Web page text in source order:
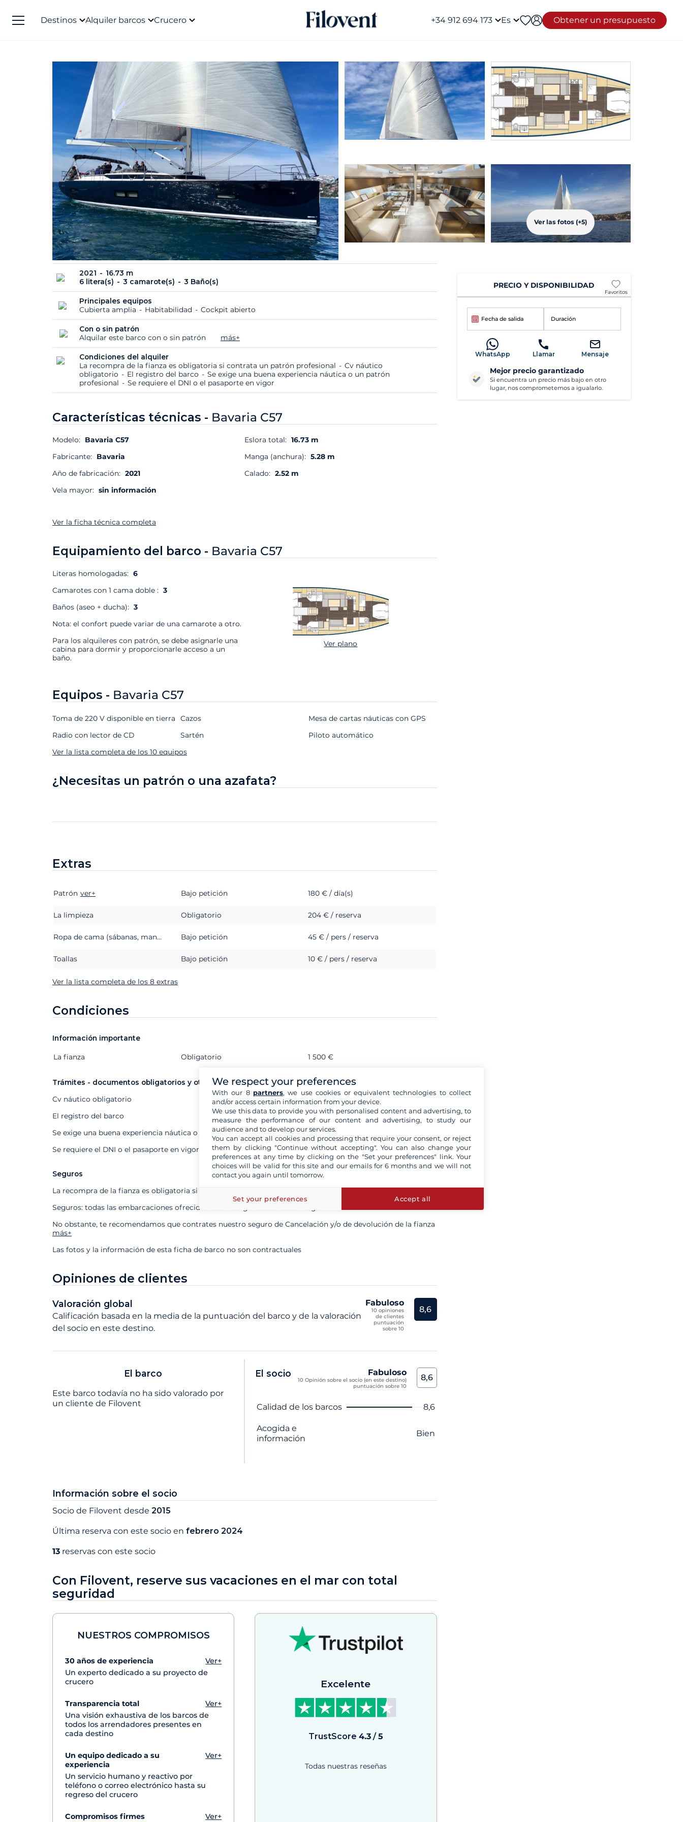
Destinos Alquiler barcos Crucero +34 912 694 173 Es Obtener un presupuesto
Ver las fotos (+5)
2021
16.73 m
6 litera(s)
3 camarote(s) 3 Baño(s)
Principales equipos
Cubierta amplia
Habitabilidad Cockpit abierto
Con o sin patrón
Alquilar este barco con o sin patrón
más+
Condiciones del alquiler
La recompra de la fianza es obligatoria si contrata un patrón profesional
Cv náutico
obligatorio
El registro del barco
Se exige una buena experiencia náutica o un patrón
profesional
Se requiere el DNI o el pasaporte en vigor
Características técnicas - Bavaria C57
Modelo: Bavaria C57
Fabricante: Bavaria
Año de fabricación: 2021
Vela mayor: sin información
Eslora total: 16.73 m
Manga (anchura): 5.28 m
Calado: 2.52 m
Ver la ficha técnica completa
Equipamiento del barco - Bavaria C57
Literas homologadas: 6
Camarotes con 1 cama doble : 3
Baños (aseo + ducha): 3
Nota: el confort puede variar de una camarote a otro.
Para los alquileres con patrón, se debe asignarle una
cabina para dormir y proporcionarle acceso a un
baño.
Ver plano
Equipos - Bavaria C57
Toma de 220 V disponible en tierra
Radio con lector de CD
Cazos
Sartén
Mesa de cartas náuticas con GPS
Piloto automático
Ver la lista completa de los 10 equipos
¿Necesitas un patrón o una azafata?
Extras
Extras Estado
Patrón ver+ Bajo petición 180 € / día(s)
La limpieza Obligatorio 204 € / reserva
Ropa de cama (sábanas, mantas o edredones, almohadas y fundas de almohada) Bajo petición 45 € / pers / reserva
Toallas Bajo petición 10 € / pers / reserva
Ver la lista completa de los 8 extras
Condiciones
Información importante
Extras Estado
La fianza Obligatorio 1 500 €
Trámites - documentos obligatorios y otros
Cv náutico obligatorio
El registro del barco
Se exige una buena experiencia náutica o un patrón profesional
Se requiere el DNI o el pasaporte en vigor
Seguros
La recompra de la fianza es obligatoria si contrata un patrón profesional
Seguros: todas las embarcaciones ofrecidas están aseguradas a todo riesgo
No obstante, te recomendamos que contrates nuestro seguro de Cancelación y/o de devolución de la fianza
más+
Las fotos y la información de esta ficha de barco no son contractuales
Opiniones de clientes
Valoración global
Calificación basada en la media de la puntuación del barco y de la valoración
del socio en este destino.
Fabuloso
10 opiniones
de clientes
puntuación
sobre 10
8,6
El barco
Este barco todavía no ha sido valorado por
un cliente de Filovent
El socio Fabuloso
10 Opinión sobre el socio (en este destino)
puntuación sobre 10
8,6
Nombre del criterio Nota
Calidad de los barcos 8,6
Acogida e
información
Bien
Información sobre el socio
Socio de Filovent desde 2015
Última reserva con este socio en febrero 2024
13 reservas con este socio
Con Filovent, reserve sus vacaciones en el mar con total
seguridad
NUESTROS COMPROMISOS
30 años de experiencia
Ver+
Un experto dedicado a su proyecto de
crucero
Transparencia total
Ver+
Una visión exhaustiva de los barcos de
todos los arrendadores presentes en
cada destino
Un equipo dedicado a su
experiencia
Ver+
Un servicio humano y reactivo por
teléfono o correo electrónico hasta su
regreso del crucero
Compromisos firmes Ver+
Excelente
TrustScore 4.3/5
Todas nuestras reseñas
PRECIO Y DISPONIBILIDAD
Favoritos
Fecha de salida Duración
WhatsApp Llamar Mensaje
Mejor precio garantizado
Si encuentra un precio más bajo en otro
lugar, nos comprometemos a igualarlo.
We respect your preferences
With our 8 partners, we use cookies or equivalent technologies to collect
and/or access certain information from your device.
We use this data to provide you with personalised content and advertising, to
measure the performance of our content and advertising, to study our
audience and to develop our services.
You can accept all cookies and processing that require your consent, or reject
them by clicking "Continue without accepting". You can also change your
preferences at any time by clicking on the "Set your preferences" link. Your
choices will be valid for this site and our emails for 6 months and we will not
contact you again until tomorrow.
Set your preferences Accept all